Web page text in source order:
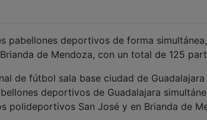
pabellones deportivos de forma
de Mendoza, con un total de 125
de fútbol sala base ciudad de
deportivos de Guadalajara
polideportivos San José y en Brianda de